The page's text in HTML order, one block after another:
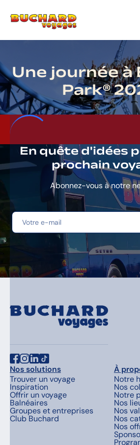
contenu
pied
Une journée
Park®
En quête d'idées
prochain
Abonnez-vous à notre
Nos solutions
Trouver un voyage
Inspiration
Offrir un voyage
Balnéaires
Groupes et entreprises
Club Buchard
À
Notre
Nos
Notre
Nos
Nos
Nos
Nos